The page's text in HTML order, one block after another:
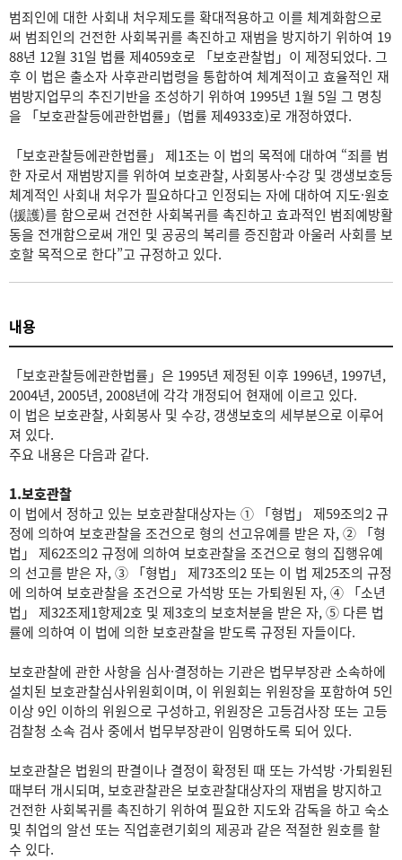
범죄인에 대한 사회내 처우제도를 확대적용하고 이를 체계화함으로
써 범죄인의 건전한 사회복귀를 촉진하고 재범을 방지하기 위하여 19
88년 12월 31일 법률 제4059호로 「보호관찰법」이 제정되었다. 그
후 이 법은 출소자 사후관리법령을 통합하여 체계적이고 효율적인 재
범방지업무의 추진기반을 조성하기 위하여 1995년 1월 5일 그 명칭
을 「보호관찰등에관한법률」(법률 제4933호)로 개정하였다.
「보호관찰등에관한법률」 제1조는 이 법의 목적에 대하여 “죄를 범
한 자로서 재범방지를 위하여 보호관찰, 사회봉사·수강 및 갱생보호등
체계적인 사회내 처우가 필요하다고 인정되는 자에 대하여 지도·원호
(援護)를 함으로써 건전한 사회복귀를 촉진하고 효과적인 범죄예방활
동을 전개함으로써 개인 및 공공의 복리를 증진함과 아울러 사회를 보
호할 목적으로 한다”고 규정하고 있다.
내용
「보호관찰등에관한법률」은 1995년 제정된 이후 1996년, 1997년,
2004년, 2005년, 2008년에 각각 개정되어 현재에 이르고 있다.
이 법은 보호관찰, 사회봉사 및 수강, 갱생보호의 세부분으로 이루어
져 있다.
주요 내용은 다음과 같다.
1.보호관찰
이 법에서 정하고 있는 보호관찰대상자는 ① 「형법」 제59조의2 규
정에 의하여 보호관찰을 조건으로 형의 선고유예를 받은 자, ② 「형
법」 제62조의2 규정에 의하여 보호관찰을 조건으로 형의 집행유예
의 선고를 받은 자, ③ 「형법」 제73조의2 또는 이 법 제25조의 규정
에 의하여 보호관찰을 조건으로 가석방 또는 가퇴원된 자, ④ 「소년
법」 제32조제1항제2호 및 제3호의 보호처분을 받은 자, ⑤ 다른 법
률에 의하여 이 법에 의한 보호관찰을 받도록 규정된 자들이다.
보호관찰에 관한 사항을 심사·결정하는 기관은 법무부장관 소속하에
설치된 보호관찰심사위원회이며, 이 위원회는 위원장을 포함하여 5인
이상 9인 이하의 위원으로 구성하고, 위원장은 고등검사장 또는 고등
검찰청 소속 검사 중에서 법무부장관이 임명하도록 되어 있다.
보호관찰은 법원의 판결이나 결정이 확정된 때 또는 가석방 ·가퇴원된
때부터 개시되며, 보호관찰관은 보호관찰대상자의 재범을 방지하고
건전한 사회복귀를 촉진하기 위하여 필요한 지도와 감독을 하고 숙소
및 취업의 알선 또는 직업훈련기회의 제공과 같은 적절한 원호를 할
수 있다.